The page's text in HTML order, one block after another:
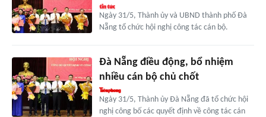
Ngày 31/5, Thành ủy và UBND thành phố Đà
Nẵng tổ chức hội nghị công tác cán bộ.
Đà Nẵng điều động, bổ nhiệm
nhiều cán bộ chủ chốt
Ngày 31/5, Thành ủy Đà Nẵng đã tổ chức hội
nghị công bố các quyết định về công tác cán